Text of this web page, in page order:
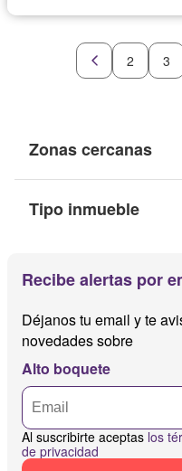
2 3
Zonas cercanas
Tipo inmueble
Recibe alertas por
Déjanos tu email y te
novedades sobre
Alto boquete
Al suscribirte aceptas los
de privacidad